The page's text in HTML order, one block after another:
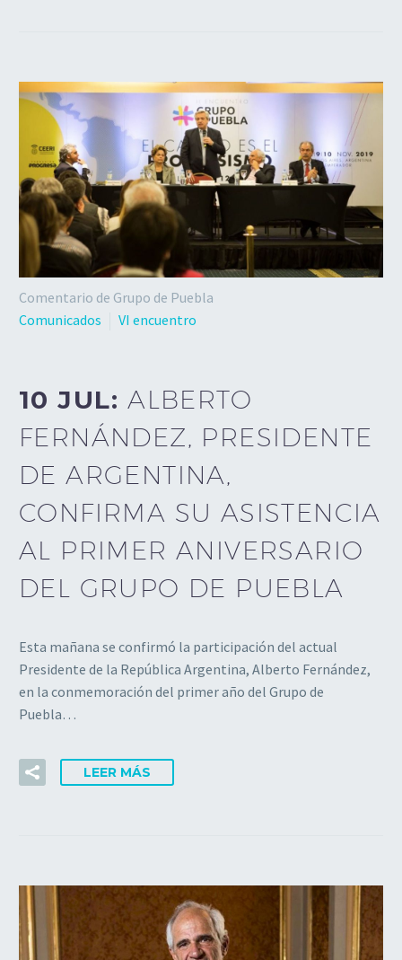
Comentario de Grupo de Puebla
Comunicados
VI encuentro
10 JUL:ALBERTO
FERNÁNDEZ, PRESIDENTE
DE ARGENTINA,
CONFIRMA SU ASISTENCIA
AL PRIMER ANIVERSARIO
DEL GRUPO DE PUEBLA
Esta mañana se confirmó la participación del actual
Presidente de la República Argentina, Alberto Fernández,
en la conmemoración del primer año del Grupo de
Puebla…
LEER MÁS